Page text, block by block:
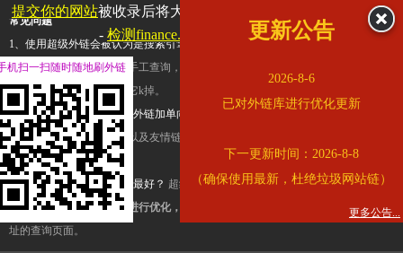
常见问题
1、使用超级外链会被认为是搜索引擎优化作弊吗？ 超级外链只是一个简便而集成
查询工具，模拟的是正常手工查询，不是作弊。如果是作弊，那您可以使用超级外
推广竞争对手的网址，让它k掉。
2、网站优化单纯依靠超级外链加单向链接可行吗？
链，需要结合普通的外链以及友情链接，您可以到站长论坛发布外链，到友情链接
台交换友情链接。
3、如何使用超级外链效果最好？ 超级外链不同于普通的外链，它是动态的链接，
有频繁使用超级外链工具进行优化，才能获得稳定的外链
，最终使搜索引擎收录带
址的查询页面。
提交你的网站被收录后将大幅提升流量和外链，
查看展示页面
- 检测finance.ifeng.com是否收录
更新公告
2026-8-6
已对外链库进行优化更新
下一更新时间：2026-8-8
（确保使用最新，杜绝垃圾网站链）
更多公告...
机扫一扫随时随地刷外链